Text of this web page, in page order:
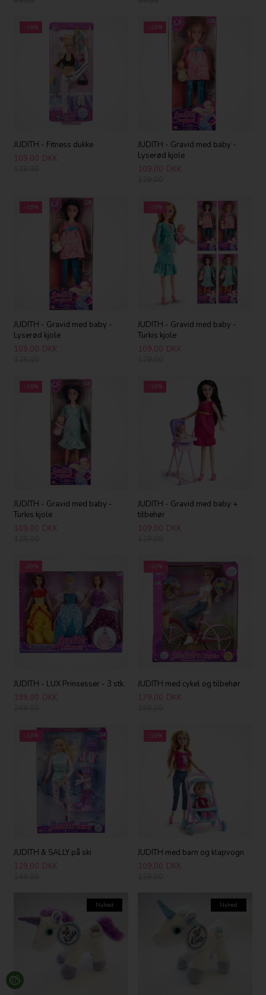
-16%
JUDITH - Fitness dukke
109,00 DKK
-16%
JUDITH - Gravid med baby -
Lyserød kjole
109,00 DKK
-16%
JUDITH - Gravid med baby -
Lyserød kjole
109,00 DKK
-16%
JUDITH - Gravid med baby -
Turkis kjole
109,00 DKK
-16%
JUDITH - Gravid med baby -
Turkis kjole
109,00 DKK
-16%
JUDITH - Gravid med baby +
tilbehør
109,00 DKK
-20%
JUDITH - LUX Prinsesser - 3 stk.
199,00 DKK
-10%
JUDITH med cykel og tilbehør
179,00 DKK
-13%
JUDITH & SALLY på ski
129,00 DKK
-16%
JUDITH med barn og klapvogn
109,00 DKK
Nyhed Nyhed